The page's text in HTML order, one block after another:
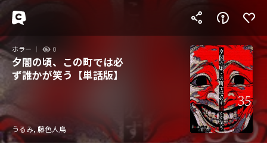
ホラー 0
夕闇の頃、この町では必
ず誰かが笑う【単話版】
うるみ, 藤色人鳥